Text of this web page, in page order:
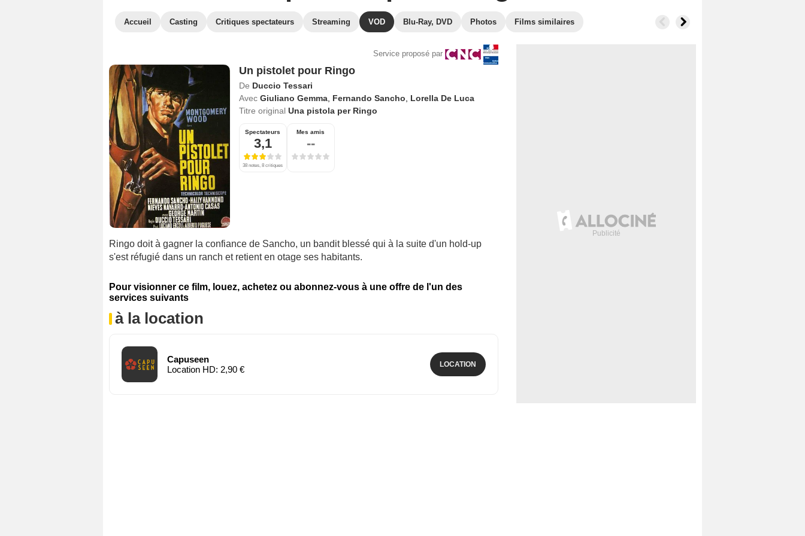
Accueil Casting Critiques spectateurs Streaming VOD Blu-Ray, DVD Photos Films similaires
Service proposé par
Un pistolet pour Ringo
De Duccio Tessari
Avec Giuliano Gemma, Fernando Sancho
Lorella De Luca
Titre original Una pistola per Ringo
Spectateurs
3,1
38 notes, 8 critiques
Mes amis
--
Ringo doit à gagner la confiance de Sancho, un bandit blessé qui à la suite d'un hold-up
s'est réfugié dans un ranch et retient en otage ses habitants.
Pour visionner ce film, louez, achetez ou abonnez-vous à une offre de l'un des
services suivants
à la location
Capuseen
Location HD: 2,90 €
LOCATION